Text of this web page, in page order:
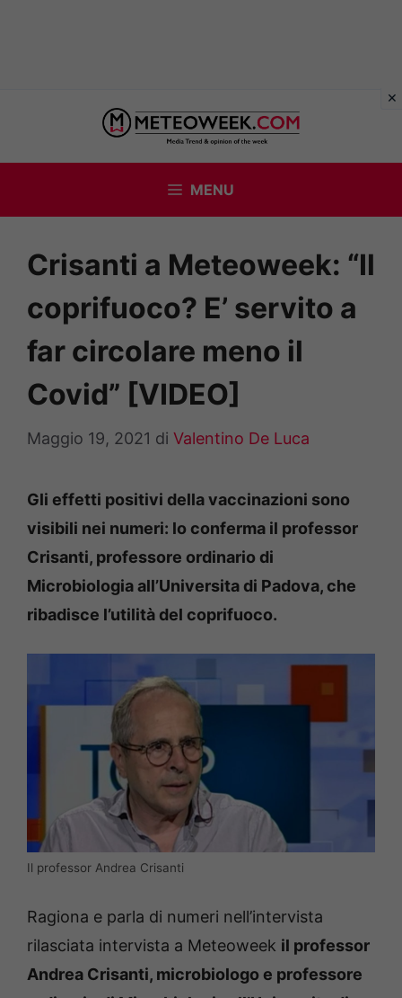
contenuto
MENU
Crisanti a Meteoweek: “Il
coprifuoco? E’ servito a
far circolare meno il
Covid” [VIDEO]
Maggio 19, 2021 di Valentino De Luca
Gli effetti positivi della vaccinazioni sono
visibili nei numeri: lo conferma il professor
Crisanti, professore ordinario di
Microbiologia all’Universita di Padova, che
ribadisce l’utilità del coprifuoco.
Il professor Andrea Crisanti
Ragiona e parla di numeri nell’intervista
rilasciata intervista a Meteoweek il professor
Andrea Crisanti, microbiologo e professore